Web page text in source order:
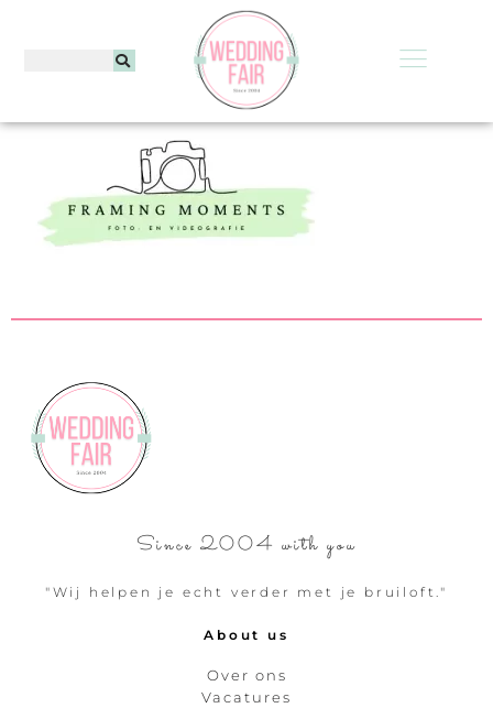
Since 2004 with you
"Wij helpen je echt verder met je bruiloft."
About us
Over ons
Vacatures